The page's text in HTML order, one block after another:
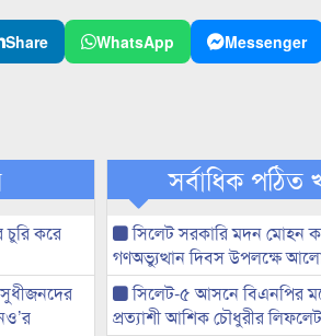
Share WhatsApp Messenger
করে
সর্বাধিক পঠিত
সিলেট সরকারি মদন মোহন
গণঅভ্যুত্থান দিবস উপলক্ষে
সিলেট-৫ আসনে বিএনপির
প্রত্যাশী আশিক চৌধুরীর